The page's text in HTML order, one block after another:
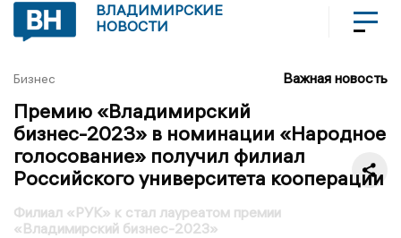
ВЛАДИМИРСКИЕ
НОВОСТИ
Бизнес Важная новость
Премию «Владимирский
бизнес-2023» в номинации «Народное
голосование» получил филиал
Российского университета кооперации
Филиал «РУК» к стал лауреатом премии
«Владимирский бизнес-2023»